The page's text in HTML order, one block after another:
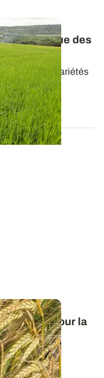
le catalogue des
des variétés
pour la
de la dernière